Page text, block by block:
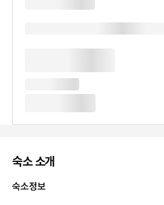
숙소 소개
숙소정보